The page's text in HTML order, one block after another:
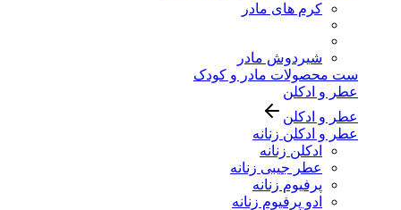
کرم های مادر
شیردوش مادر
ست محصولات مادر و کودک
عطر و ادکلن
عطر و ادکلن
عطر و ادکلن زنانه
ادکلن زنانه
عطر جیبی زنانه
پرفیوم زنانه
ادو پرفیوم زنانه